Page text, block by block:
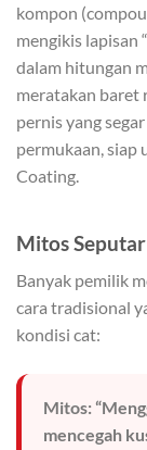
kompon
mengikis lapisan
dalam hitungan
meratakan baret
pernis yang
permukaan, siap
Coating.
Mitos
Banyak pemilik
cara tradisional
kondisi cat:
Mitos:
mencegah